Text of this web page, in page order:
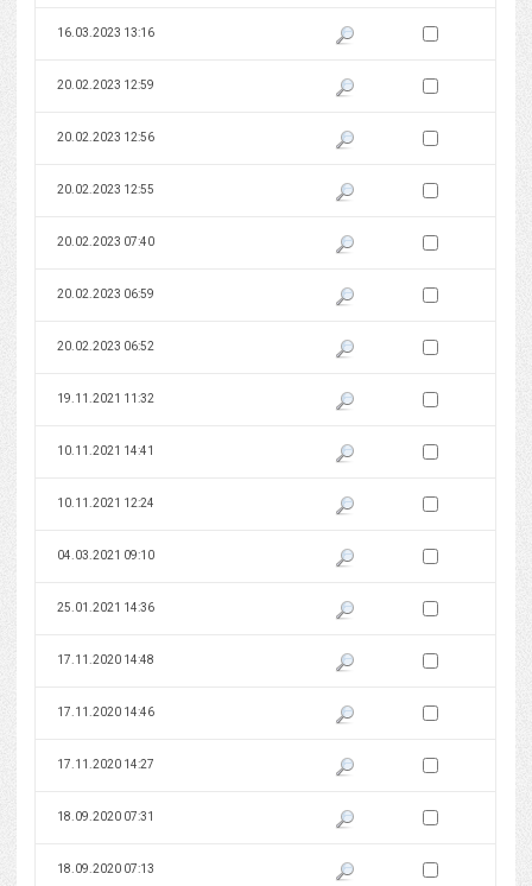
16.03.2023 13:16 Pokaż podgląd wersji z dnia
Zaznacz wersję do
20.02.2023 12:59 Pokaż podgląd wersji z dnia
Zaznacz wersję do
20.02.2023 12:56 Pokaż podgląd wersji z dnia
Zaznacz wersję do
20.02.2023 12:55 Pokaż podgląd wersji z dnia
Zaznacz wersję do
20.02.2023 07:40 Pokaż podgląd wersji z dnia
Zaznacz wersję do
20.02.2023 06:59 Pokaż podgląd wersji z dnia
Zaznacz wersję do
20.02.2023 06:52 Pokaż podgląd wersji z dnia
Zaznacz wersję do
19.11.2021 11:32 Pokaż podgląd wersji z dnia
Zaznacz wersję do
10.11.2021 14:41 Pokaż podgląd wersji z dnia
Zaznacz wersję do
10.11.2021 12:24 Pokaż podgląd wersji z dnia
Zaznacz wersję do
04.03.2021 09:10 Pokaż podgląd wersji z dnia
Zaznacz wersję do
25.01.2021 14:36 Pokaż podgląd wersji z dnia
Zaznacz wersję do
17.11.2020 14:48 Pokaż podgląd wersji z dnia
Zaznacz wersję do
17.11.2020 14:46 Pokaż podgląd wersji z dnia
Zaznacz wersję do
17.11.2020 14:27 Pokaż podgląd wersji z dnia
Zaznacz wersję do
18.09.2020 07:31 Pokaż podgląd wersji z dnia
Zaznacz wersję do
18.09.2020 07:13 Pokaż podgląd wersji z dnia
Zaznacz wersję do